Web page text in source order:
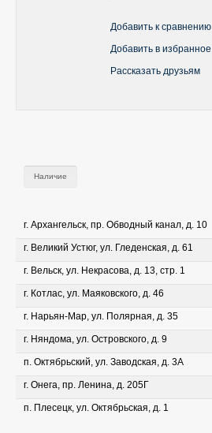
Добавить к сравнению
Добавить в избранное
Рассказать друзьям
Наличие
г. Архангельск, пр. Обводный канал, д. 10
г. Великий Устюг, ул. Гледенская, д. 61
г. Вельск, ул. Некрасова, д. 13, стр. 1
г. Котлас, ул. Маяковского, д. 46
г. Нарьян-Мар, ул. Полярная, д. 35
г. Няндома, ул. Островского, д. 9
п. Октябрьский, ул. Заводская, д. 3А
г. Онега, пр. Ленина, д. 205Г
п. Плесецк, ул. Октябрьская, д. 1